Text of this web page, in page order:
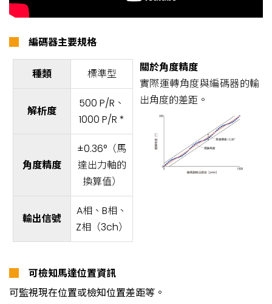
編碼器主要規格
種類 標準型
解析度
500 P/R、
1000 P/R *
角度精度
±0.36°（馬
達出力軸的
換算值）
輸出信號
A相、B相、
Z相（3ch）
關於角度精度
實際運轉角度與編碼器的輸
出角度的差距。
可檢知馬達位置資訊
可監視現在位置或檢知位置差距等。